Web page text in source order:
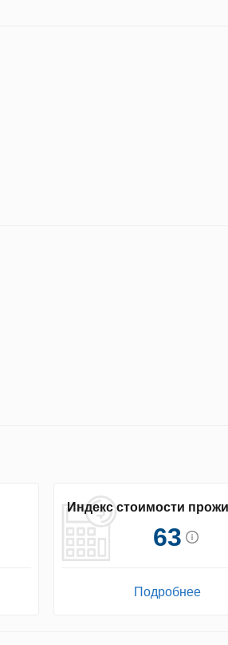
Индекс стоимости
63
Подробнее